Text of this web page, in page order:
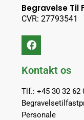
Begravelse Til
CVR: 27793541
Kontakt os
Tlf.: +45 30 32 62
Personale